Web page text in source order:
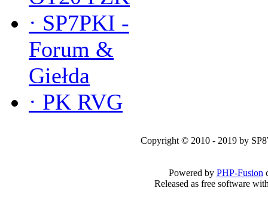
· SP7PKI -
Forum &
Giełda
· PK RVG
Copyright © 2010 - 2019 by
Powered by PHP-Fusion
Released as free software